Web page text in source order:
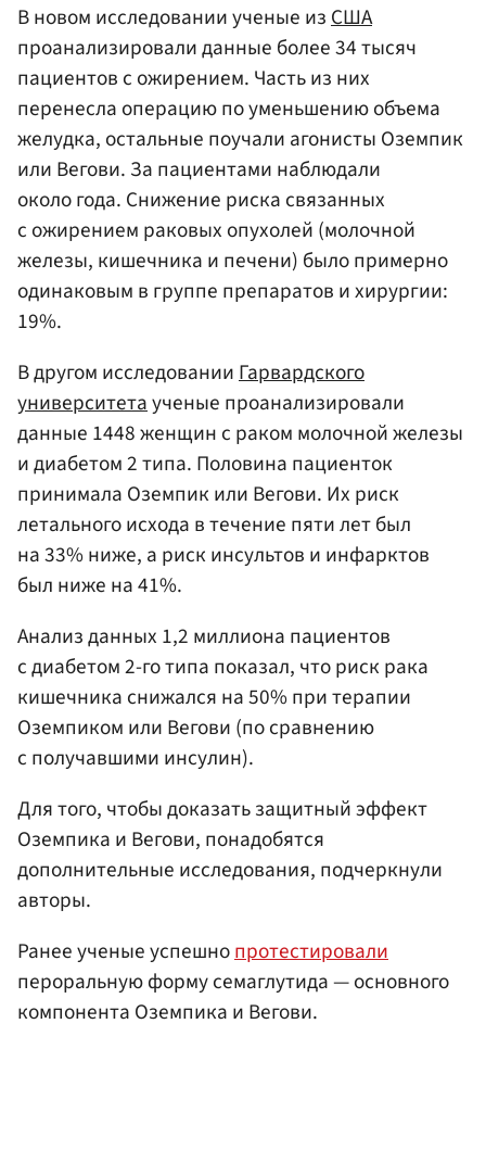
В новом исследовании ученые из США
проанализировали данные более 34 тысяч
пациентов с ожирением. Часть из них
перенесла операцию по уменьшению объема
желудка, остальные поучали агонисты Оземпик
или Вегови. За пациентами наблюдали
около года. Снижение риска связанных
с ожирением раковых опухолей (молочной
железы, кишечника и печени) было примерно
одинаковым в группе препаратов и хирургии:
19%.
В другом исследованииГарвардского
университетаученые проанализировали
данные 1448 женщин с раком молочной железы
и диабетом 2 типа. Половина пациенток
принимала Оземпик или Вегови. Их риск
летального исхода в течение пяти лет был
на 33% ниже, а риск инсультов и инфарктов
был ниже на 41%.
Анализ данных 1,2 миллиона пациентов
с диабетом 2-го типа показал, что риск рака
кишечника снижался на 50% при терапии
Оземпиком или Вегови (по сравнению
с получавшими инсулин).
Для того, чтобы доказать защитный эффект
Оземпика и Вегови, понадобятся
дополнительные исследования, подчеркнули
авторы.
Ранее ученые успешнопротестировали
пероральную форму семаглутида — основного
компонента Оземпика и Вегови.